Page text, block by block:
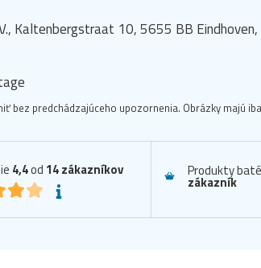
Kaltenbergstraat 10, 5655 BB
bez predchádzajúceho upozornenia. Obrázky majú
4,4od 14zákazníkov
Produkty
zákazník